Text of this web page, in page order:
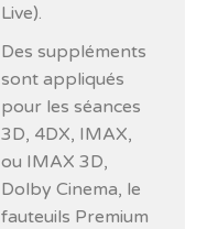
Live).
Des suppléments
sont appliqués
pour les séances
3D, 4DX, IMAX,
ou IMAX 3D,
Dolby Cinema, le
fauteuils Premium